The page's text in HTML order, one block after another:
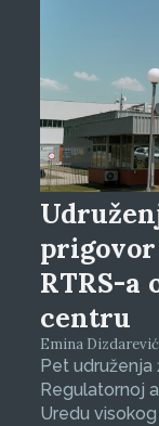
prigovor
RTRS-a
centru
Emina Dizdarević
Pet
Regulatornoj
Uredu